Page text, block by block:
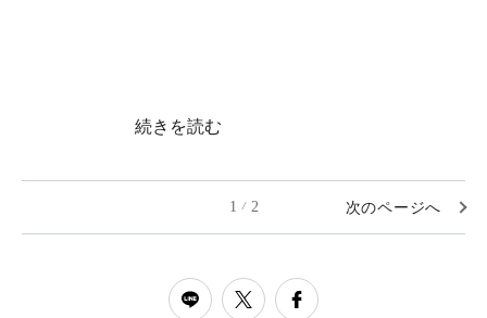
続きを読む
1 / 2 次のページへ